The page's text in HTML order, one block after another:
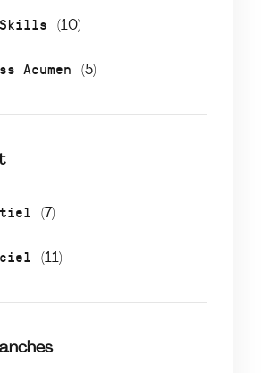
Skills (10)
Acumen (5)
(7)
(11)